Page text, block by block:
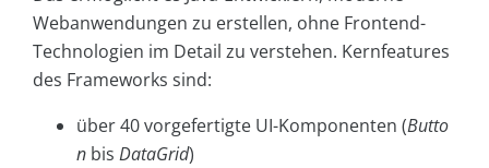
Webanwendungen zu erstellen, ohne Frontend-
Technologien im Detail zu verstehen. Kernfeatures
des Frameworks sind:
über 40 vorgefertigte UI-Komponenten (Butto
n bis DataGrid)